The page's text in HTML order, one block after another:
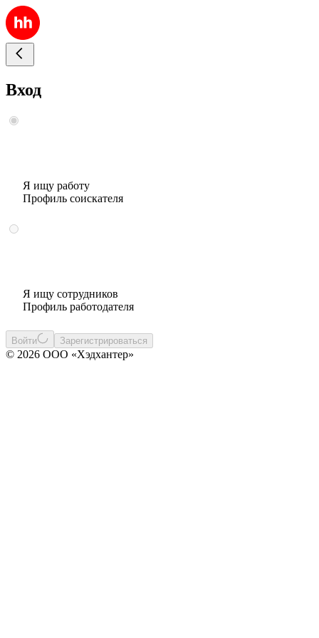
Вход
Я ищу работу
Профиль соискателя
Я ищу сотрудников
Профиль работодателя
Войти Зарегистрироваться
© 2026 ООО «Хэдхантер»